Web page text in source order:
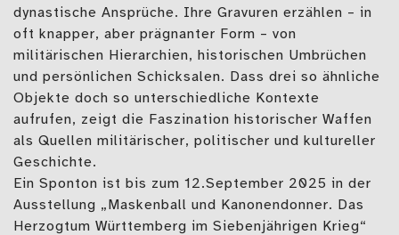
dynastische Ansprüche. Ihre Gravuren erzählen – in
oft knapper, aber prägnanter Form – von
militärischen Hierarchien, historischen Umbrüchen
und persönlichen Schicksalen. Dass drei so ähnliche
Objekte doch so unterschiedliche Kontexte
aufrufen, zeigt die Faszination historischer Waffen
als Quellen militärischer, politischer und kultureller
Geschichte.
Ein Sponton ist bis zum 12.September 2025 in der
Ausstellung „Maskenball und Kanonendonner. Das
Herzogtum Württemberg im Siebenjährigen Krieg“